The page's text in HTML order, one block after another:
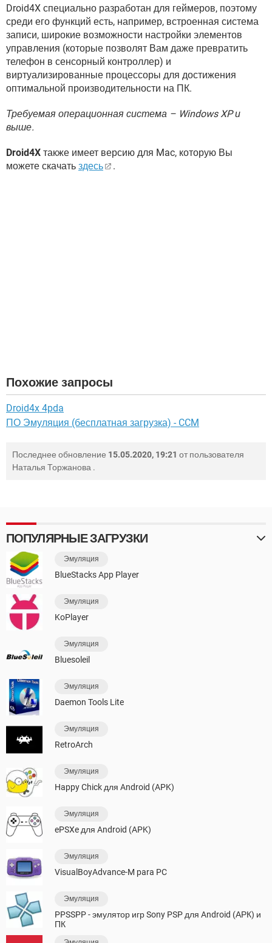
Droid4X специально разработан для геймеров, поэтому
среди его функций есть, например, встроенная система
записи, широкие возможности настройки элементов
управления (которые позволят Вам даже превратить
телефон в сенсорный контроллер) и
виртуализированные процессоры для достижения
оптимальной производительности на ПК.
Требуемая операционная система – Windows XP и
выше.
Droid4X также имеет версию для Mac, которую Вы
можете скачать здесь .
Похожие запросы
Droid4x 4pda
ПО Эмуляция (бесплатная загрузка) - CCM
Последнее обновление 15.05.2020, 19:21 от пользователя
Наталья Торжанова .
ПОПУЛЯРНЫЕ ЗАГРУЗКИ
Эмуляция
BlueStacks App Player
Эмуляция
KoPlayer
Эмуляция
Bluesoleil
Эмуляция
Daemon Tools Lite
Эмуляция
RetroArch
Эмуляция
Happy Chick для Android (APK)
Эмуляция
ePSXe для Android (APK)
Эмуляция
VisualBoyAdvance-M para PC
Эмуляция
PPSSPP - эмулятор игр Sony PSP для Android (АРК) и
ПК